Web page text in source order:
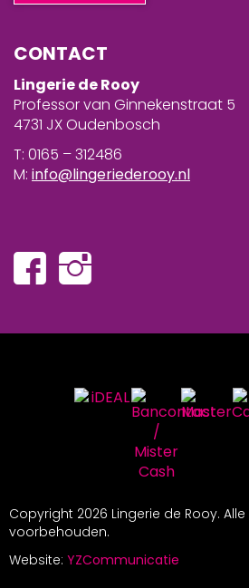
CONTACT
Lingerie de Rooy
Professor van Ginnekenstraat 5
4731 JX Oudenbosch
T: 0165 – 312486
M: info@lingeriederooy.nl
Copyright 2026 Lingerie de Rooy.
voorbehouden.
Website: YZCommunicatie